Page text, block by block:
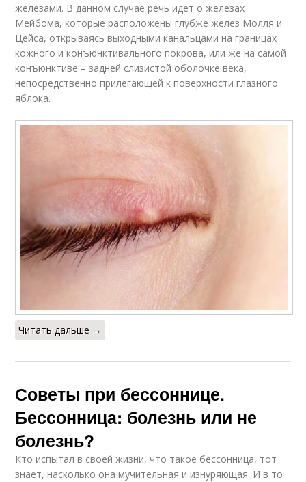
железами. В данном случае речь идет о железах
Мейбома, которые расположены глубже желез Молля и
Цейса, открываясь выходными канальцами на границах
кожного и конъюнктивального покрова, или же на самой
конъюнктиве – задней слизистой оболочке века,
непосредственно прилегающей к поверхности глазного
яблока.
Читать дальше →
Советы при бессоннице.
Бессонница: болезнь или не
болезнь?
Кто испытал в своей жизни, что такое бессонница, тот
знает, насколько она мучительная и изнуряющая. И в то